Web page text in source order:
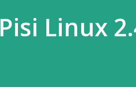
Pisi Linux